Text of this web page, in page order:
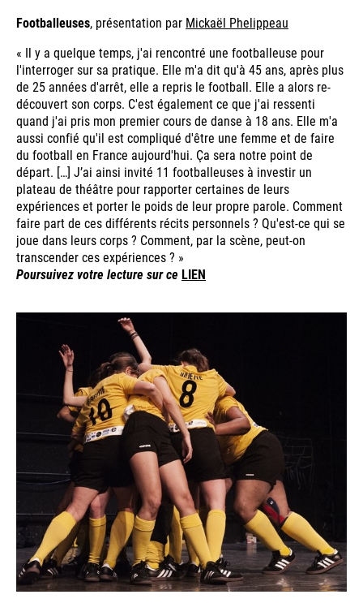
Footballeuses, présentation par Mickaël Phelippeau
« Il y a quelque temps, j'ai rencontré une footballeuse pour
l'interroger sur sa pratique. Elle m'a dit qu'à 45 ans, après plus
de 25 années d'arrêt, elle a repris le football. Elle a alors re-
découvert son corps. C'est également ce que j'ai ressenti
quand j'ai pris mon premier cours de danse à 18 ans. Elle m'a
aussi confié qu'il est compliqué d'être une femme et de faire
du football en France aujourd'hui. Ça sera notre point de
départ. […] J’ai ainsi invité 11 footballeuses à investir un
plateau de théâtre pour rapporter certaines de leurs
expériences et porter le poids de leur propre parole. Comment
faire part de ces différents récits personnels ? Qu'est-ce qui se
joue dans leurs corps ? Comment, par la scène, peut-on
transcender ces expériences ? »
Poursuivez votre lecture sur ce LIEN